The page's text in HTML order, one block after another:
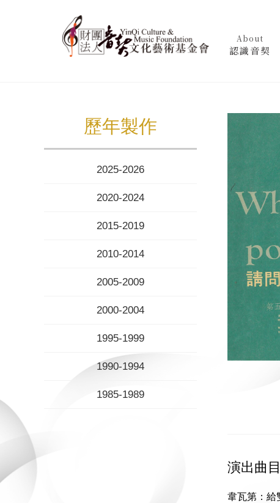
About
認識音契
歷年製作
2025-2026
2020-2024
2015-2019
2010-2014
2005-2009
2000-2004
1995-1999
1990-1994
1985-1989
演出曲目
韋瓦第：給